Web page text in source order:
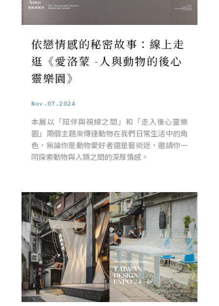
依戀情感的秘密故事：線上走
逛《愛洛蒙 -人與動物的後心
靈樂園》
Nov.07.2024
本展以「陪伴與視線之間」和「走入後心靈樂
園」兩個主題來傳達動物在我們日常生活中的角
色，無論你是動物愛好者還是藝術迷，邀請你一
同探索動物與人類之間的深厚情感。